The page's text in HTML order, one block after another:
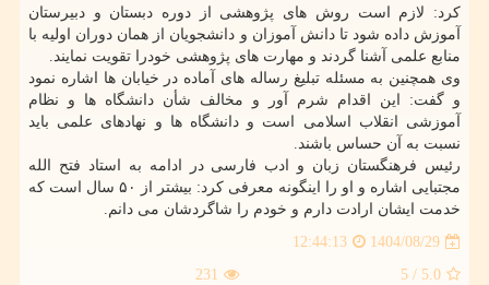
کرد: لازم است روش های پژوهشی از دوره دبستان و دبیرستان
آموزش داده شود تا دانش آموزان و دانشجویان از همان دوران اولیه با
منابع علمی آشنا گردند و مهارت های پژوهشی خودرا تقویت نمایند.
وی همچنین به مسئله تبلیغ رساله های آماده در خیابان ها اشاره نمود
و گفت: این اقدام شرم آور و مخالف شأن دانشگاه ها و نظام
آموزشی انقلاب اسلامی است و دانشگاه ها و نهادهای علمی باید
نسبت به آن حساس باشند.
رئیس فرهنگستان زبان و ادب فارسی در ادامه به استاد فتح الله
مجتبایی اشاره و او را اینگونه معرفی کرد: بیشتر از ۵۰ سال است که
خدمت ایشان ارادت دارم و خودم را شاگردشان می دانم.
1404/08/29
12:44:13
5.0
/ 5
231